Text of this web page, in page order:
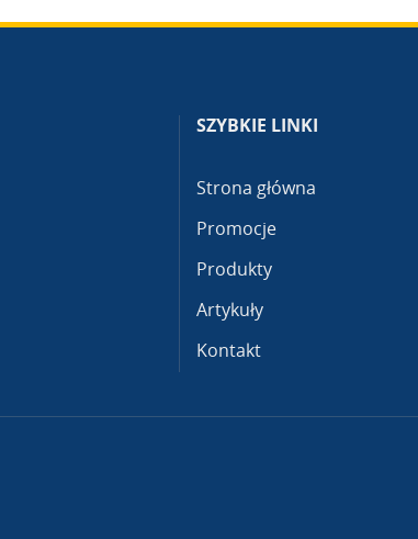
SZYBKIE LINKI
Strona główna
Promocje
Produkty
Artykuły
Kontakt